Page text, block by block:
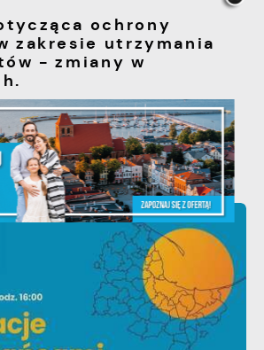
ochrony
zakresie utrzymania
- zmiany w